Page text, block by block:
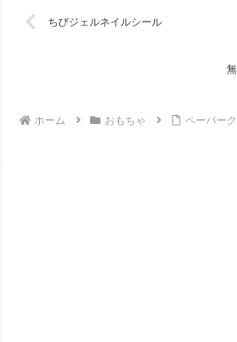
ちびジェルネイルシール
ホーム おもちゃ ペーパー